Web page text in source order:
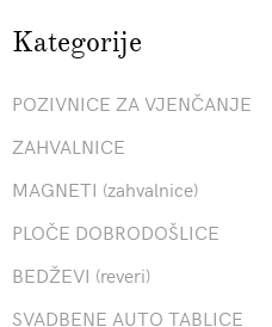
Kategorije
POZIVNICE ZA VJENČANJE
ZAHVALNICE
MAGNETI (zahvalnice)
PLOČE DOBRODOŠLICE
BEDŽEVI (reveri)
SVADBENE AUTO TABLICE